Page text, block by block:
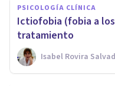
PSICOLOGÍA CLÍNICA
Ictiofobia (fobia a
tratamiento
Isabel Rovira